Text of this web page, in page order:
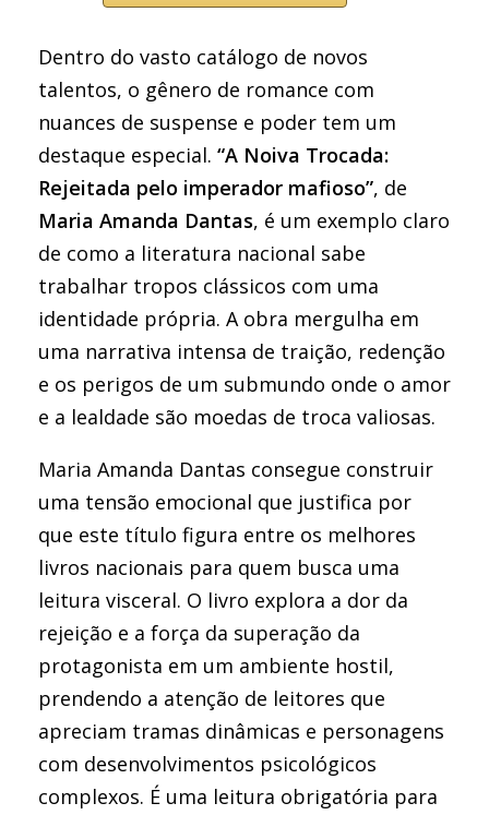
Dentro do vasto catálogo de novos
talentos, o gênero de romance com
nuances de suspense e poder tem um
destaque especial. “A Noiva Trocada:
Rejeitada pelo imperador mafioso”, de
Maria Amanda Dantas, é um exemplo claro
de como a literatura nacional sabe
trabalhar tropos clássicos com uma
identidade própria. A obra mergulha em
uma narrativa intensa de traição, redenção
e os perigos de um submundo onde o amor
e a lealdade são moedas de troca valiosas.
Maria Amanda Dantas consegue construir
uma tensão emocional que justifica por
que este título figura entre os melhores
livros nacionais para quem busca uma
leitura visceral. O livro explora a dor da
rejeição e a força da superação da
protagonista em um ambiente hostil,
prendendo a atenção de leitores que
apreciam tramas dinâmicas e personagens
com desenvolvimentos psicológicos
complexos. É uma leitura obrigatória para